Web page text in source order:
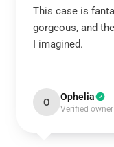
This case is
gorgeous, and
I imagined.
O Ophelia
Verified owner